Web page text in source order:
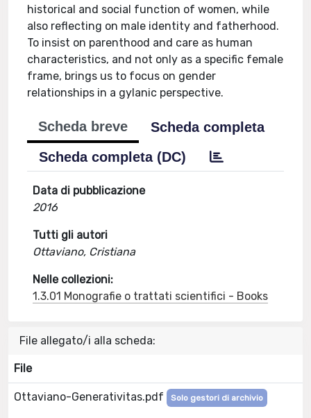
historical and social function of women, while
also reflecting on male identity and fatherhood.
To insist on parenthood and care as human
characteristics, and not only as a specific female
frame, brings us to focus on gender
relationships in a gylanic perspective.
Scheda breve
Scheda completa
Scheda completa (DC)
Data di pubblicazione
2016
Tutti gli autori
Ottaviano, Cristiana
Nelle collezioni:
1.3.01 Monografie o trattati scientifici - Books
File allegato/i alla scheda:
File
Ottaviano-Generativitas.pdf Solo gestori di archivio